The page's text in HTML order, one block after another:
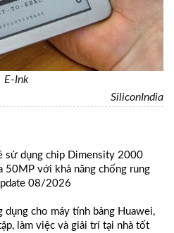
E-Ink
SiliconIndia
sử dụng chip Dimensity 2000
50MP với khả năng chống rung
08/2026
dụng cho máy tính bảng Huawei,
làm việc và giải trí tại nhà tốt